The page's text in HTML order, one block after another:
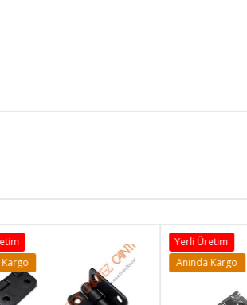
Kargo
Yerli Üretim
Anında Kargo